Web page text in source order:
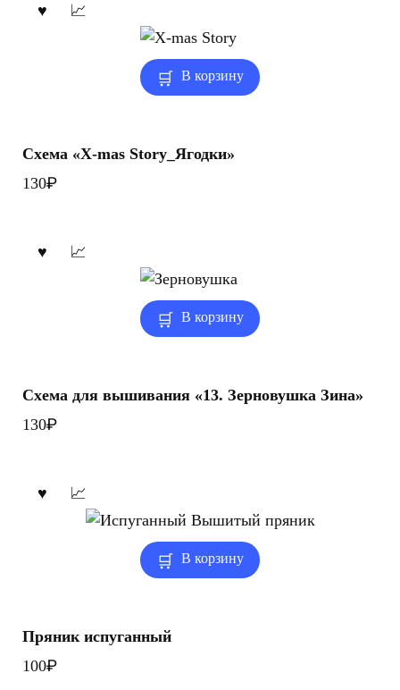
В корзину
Схема «X-mas Story_Ягодки»
130₽
В корзину
Схема для вышивания «13. Зерновушка Зина»
130₽
В корзину
Пряник испуганный
100₽